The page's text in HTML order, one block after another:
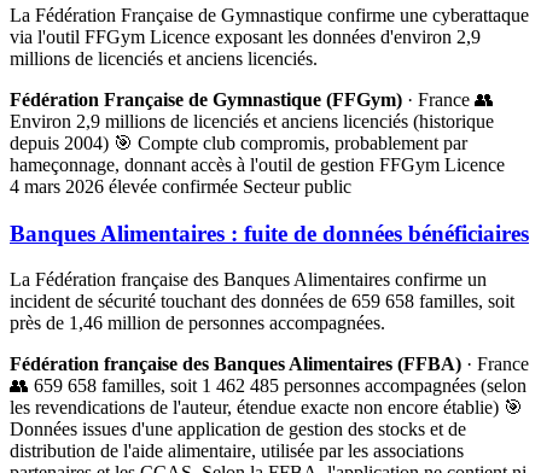
La Fédération Française de Gymnastique confirme une cyberattaque
via l'outil FFGym Licence exposant les données d'environ 2,9
millions de licenciés et anciens licenciés.
Fédération Française de Gymnastique (FFGym) · France 👥
Environ 2,9 millions de licenciés et anciens licenciés (historique
depuis 2004) 🎯 Compte club compromis, probablement par
hameçonnage, donnant accès à l'outil de gestion FFGym Licence
4 mars 2026 élevée confirmée Secteur public
Banques Alimentaires : fuite de données bénéficiaires
La Fédération française des Banques Alimentaires confirme un
incident de sécurité touchant des données de 659 658 familles, soit
près de 1,46 million de personnes accompagnées.
Fédération française des Banques Alimentaires (FFBA) · France
👥 659 658 familles, soit 1 462 485 personnes accompagnées (selon
les revendications de l'auteur, étendue exacte non encore établie) 🎯
Données issues d'une application de gestion des stocks et de
distribution de l'aide alimentaire, utilisée par les associations